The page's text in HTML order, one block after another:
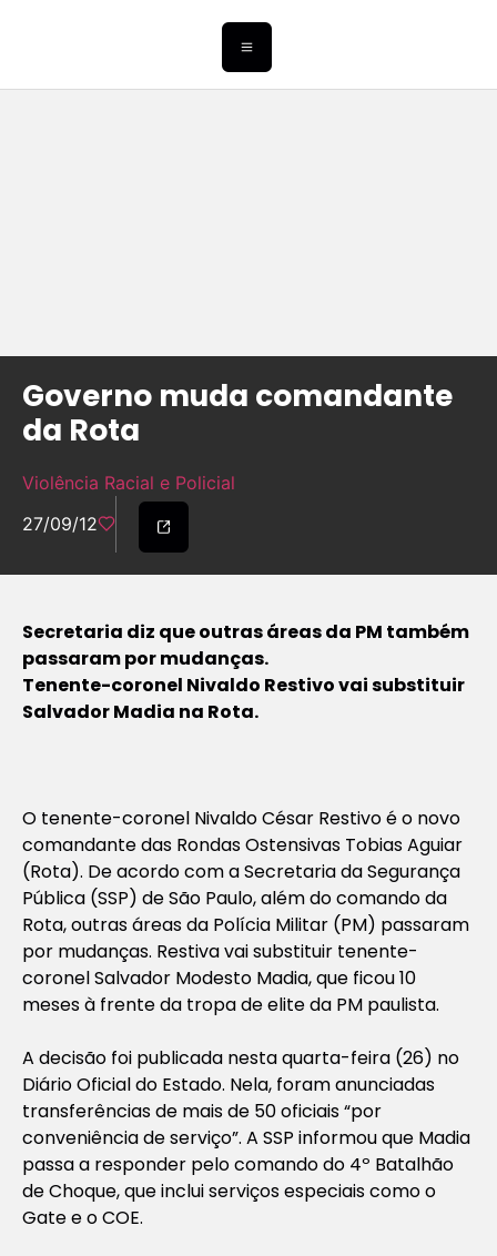
Governo muda comandante
da Rota
Violência Racial e Policial
27/09/12
Secretaria diz que outras áreas da PM também
passaram por mudanças.
Tenente-coronel Nivaldo Restivo vai substituir
Salvador Madia na Rota.
O tenente-coronel Nivaldo César Restivo é o novo
comandante das Rondas Ostensivas Tobias Aguiar
(Rota). De acordo com a Secretaria da Segurança
Pública (SSP) de São Paulo, além do comando da
Rota, outras áreas da Polícia Militar (PM) passaram
por mudanças. Restiva vai substituir tenente-
coronel Salvador Modesto Madia, que ficou 10
meses à frente da tropa de elite da PM paulista.
A decisão foi publicada nesta quarta-feira (26) no
Diário Oficial do Estado. Nela, foram anunciadas
transferências de mais de 50 oficiais “por
conveniência de serviço”. A SSP informou que Madia
passa a responder pelo comando do 4º Batalhão
de Choque, que inclui serviços especiais como o
Gate e o COE.